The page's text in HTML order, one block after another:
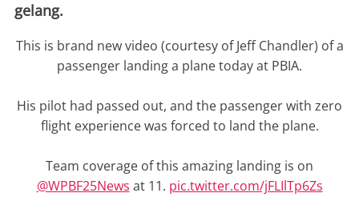
gelang.
This is brand new video (courtesy of Jeff Chandler) of a
passenger landing a plane today at PBIA.
His pilot had passed out, and the passenger with zero
flight experience was forced to land the plane.
Team coverage of this amazing landing is on
@WPBF25News at 11. pic.twitter.com/jFLIlTp6Zs